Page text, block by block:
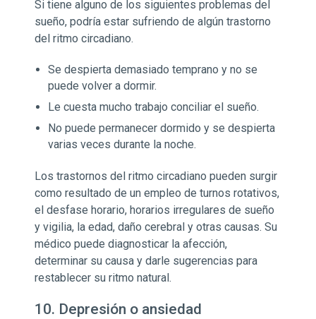
Si tiene alguno de los siguientes problemas del
sueño, podría estar sufriendo de algún trastorno
del ritmo circadiano.
Se despierta demasiado temprano y no se
puede volver a dormir.
Le cuesta mucho trabajo conciliar el sueño.
No puede permanecer dormido y se despierta
varias veces durante la noche.
Los trastornos del ritmo circadiano pueden surgir
como resultado de un empleo de turnos rotativos,
el desfase horario, horarios irregulares de sueño
y vigilia, la edad, daño cerebral y otras causas. Su
médico puede diagnosticar la afección,
determinar su causa y darle sugerencias para
restablecer su ritmo natural.
10. Depresión o ansiedad